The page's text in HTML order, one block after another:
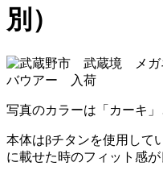
別）
写真のカラーは「カーキ」
本体はβチタンを使用して
に載せた時のフィット感が